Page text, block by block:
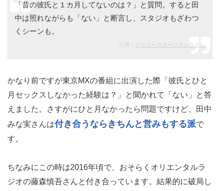
「昔の彼氏と１カ月してないのは？」と質問。すると田
中は照れながらも「ない」と断言し、スタジオもざわつ
くシーンも。
引用： デイリースポーツオンライン
かなり前ですが東京MXの番組に出演した際「彼氏とひと
月セックスしなかった経験は？」と聞かれて「ない」と答
えました。さすがにひと月なかったら問題ですけど、田中
みな実さんは付き合うならきちんと営みもする派で
す。
ちなみにこの時は2016年頃で、おそらくオリエンタルラ
ジオの藤森慎吾さんと付き合っています。結果的に破局し